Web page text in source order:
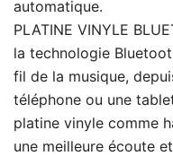
automatique.
PLATINE VINYLE
la technologie
fil de la musique,
téléphone ou une
platine vinyle comme
une meilleure écoute